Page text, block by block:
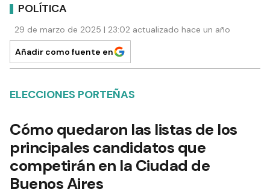
POLÍTICA
29 de marzo de 2025 | 23:02 actualizado hace un año
Añadir como fuente en
ELECCIONES PORTEÑAS
Cómo quedaron las listas de los
principales candidatos que
competirán en la Ciudad de
Buenos Aires